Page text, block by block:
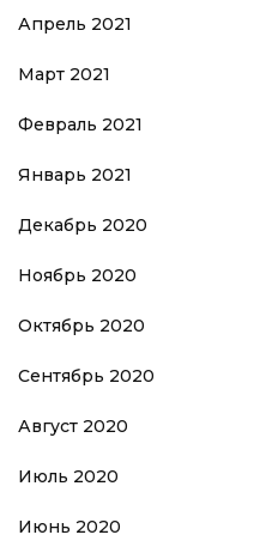
Апрель 2021
Март 2021
Февраль 2021
Январь 2021
Декабрь 2020
Ноябрь 2020
Октябрь 2020
Сентябрь 2020
Август 2020
Июль 2020
Июнь 2020